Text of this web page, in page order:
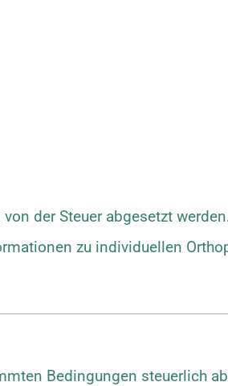
der Steuer abgesetzt
zu individuellen
Bedingungen steuerlich